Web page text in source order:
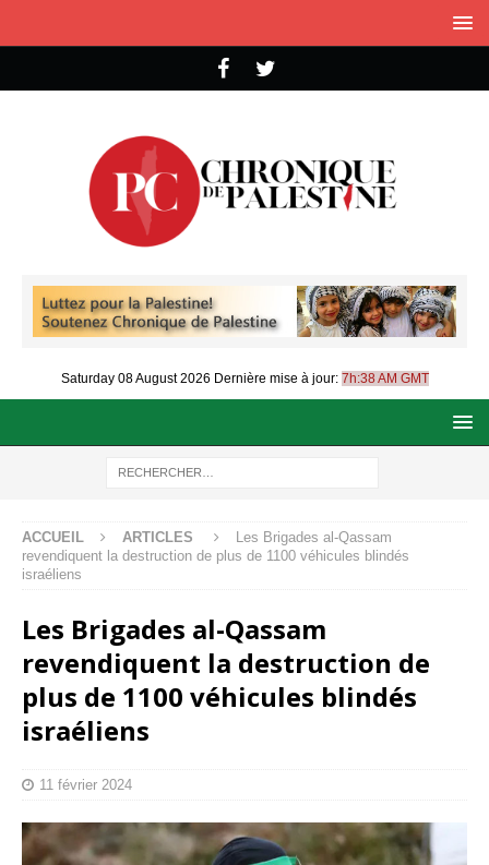
Saturday 08 August 2026 Dernière mise à jour: 7h:38 AM GMT
ACCUEIL ARTICLES
Les Brigades al-Qassam
revendiquent la destruction de plus de 1100 véhicules blindés
israéliens
Les Brigades al-Qassam
revendiquent la destruction de
plus de 1100 véhicules blindés
israéliens
11 février 2024